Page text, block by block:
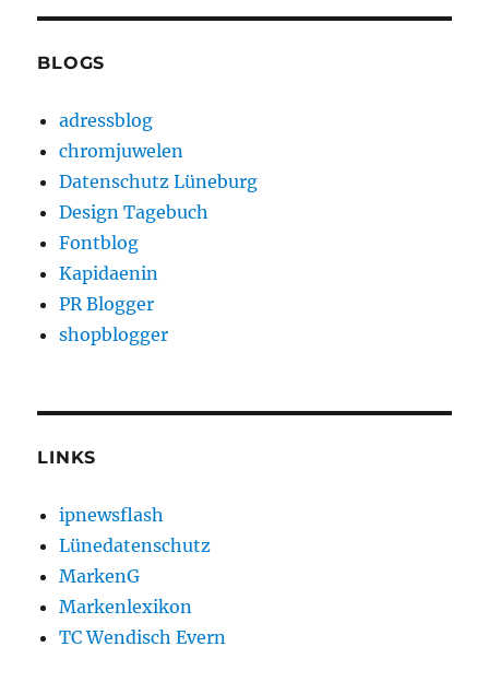
BLOGS
adressblog
chromjuwelen
Datenschutz Lüneburg
Design Tagebuch
Fontblog
Kapidaenin
PR Blogger
shopblogger
LINKS
ipnewsflash
Lünedatenschutz
MarkenG
Markenlexikon
TC Wendisch Evern